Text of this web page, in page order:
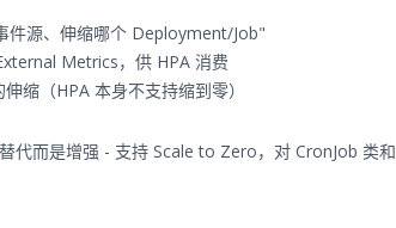
源、伸缩哪个 Deployment/Job"
Metrics，供 HPA 消费
（HPA 本身不支持缩到零）
代而是增强 - 支持 Scale to Zero，对 CronJob 类和